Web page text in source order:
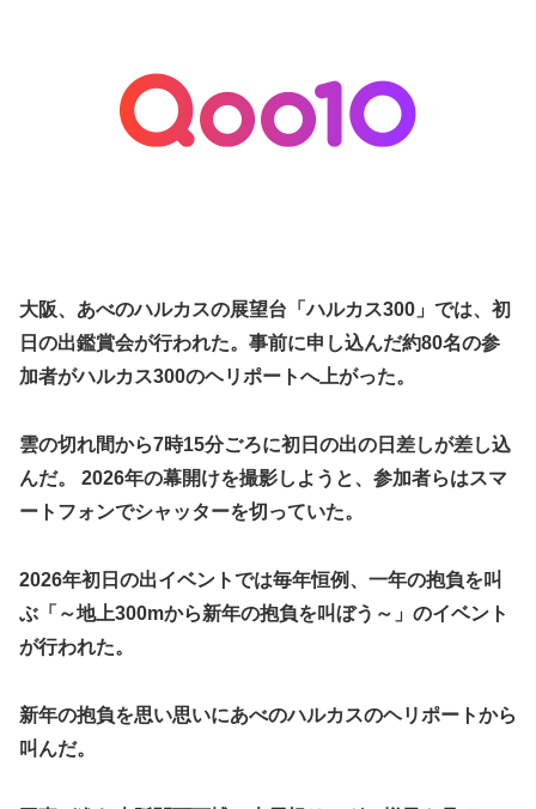
大阪、あべのハルカスの展望台「ハルカス300」では、初
日の出鑑賞会が行われた。事前に申し込んだ約80名の参
加者がハルカス300のヘリポートへ上がった。
雲の切れ間から7時15分ごろに初日の出の日差しが差し込
んだ。 2026年の幕開けを撮影しようと、参加者らはスマ
ートフォンでシャッターを切っていた。
2026年初日の出イベントでは毎年恒例、一年の抱負を叫
ぶ「～地上300mから新年の抱負を叫ぼう～」のイベント
が行われた。
新年の抱負を思い思いにあべのハルカスのヘリポートから
叫んだ。